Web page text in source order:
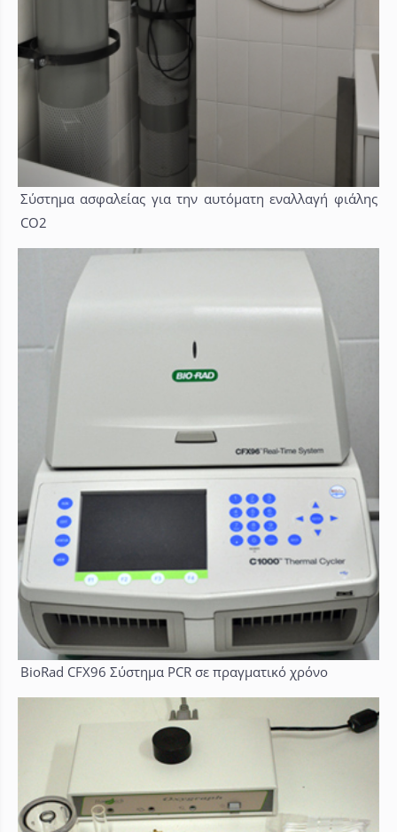
Σύστημα ασφαλείας για την αυτόματη εναλλαγή φιάλης
CO2
BioRad CFX96 Σύστημα PCR σε πραγματικό χρόνο